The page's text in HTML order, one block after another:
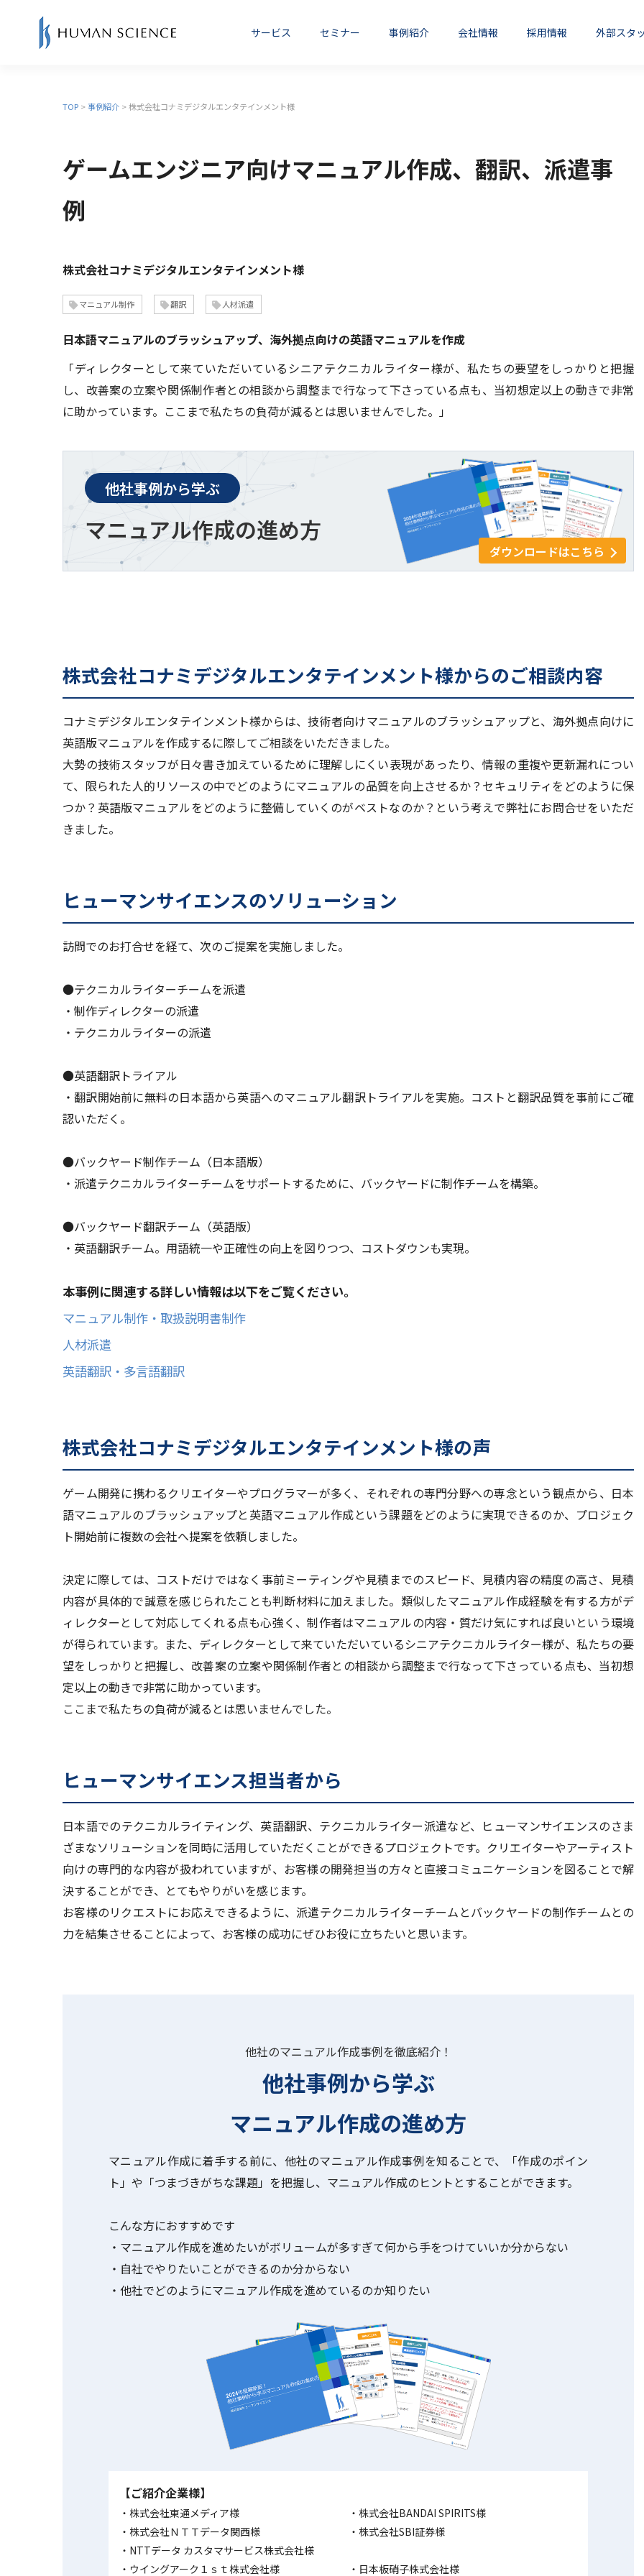
サービス
マニュアル制作・取扱説明書(操
セミナー
マニュアルセミナー
講師紹介 よくある質問
事例紹介 会社情報 採用情報 外部スタ
TOP >事例紹介 > 株式会社コナミデジタルエンタテインメント様
ゲームエンジニア向けマニュアル作成、翻訳、派遣事
例
株式会社コナミデジタルエンタテインメント様
マニュアル制作 翻訳 人材派遣
日本語マニュアルのブラッシュアップ、海外拠点向けの英語マニュアルを作成
「ディレクターとして来ていただいているシニアテクニカルライター様が、私たちの要望をしっかりと把握
し、改善案の立案や関係制作者との相談から調整まで行なって下さっている点も、当初想定以上の動きで非常
に助かっています。ここまで私たちの負荷が減るとは思いませんでした。」
他社事例から学ぶ
マニュアル作成の進め方
ダウンロードはこちら
株式会社コナミデジタルエンタテインメント様からのご相談内容
コナミデジタルエンタテインメント様からは、技術者向けマニュアルのブラッシュアップと、海外拠点向けに
英語版マニュアルを作成するに際してご相談をいただきました。
大勢の技術スタッフが日々書き加えているために理解しにくい表現があったり、情報の重複や更新漏れについ
て、限られた人的リソースの中でどのようにマニュアルの品質を向上させるか？セキュリティをどのように保
つか？英語版マニュアルをどのように整備していくのがベストなのか？という考えで弊社にお問合せをいただ
きました。
ヒューマンサイエンスのソリューション
訪問でのお打合せを経て、次のご提案を実施しました。
●テクニカルライターチームを派遣
・制作ディレクターの派遣
・テクニカルライターの派遣
●英語翻訳トライアル
・翻訳開始前に無料の日本語から英語へのマニュアル翻訳トライアルを実施。コストと翻訳品質を事前にご確
認いただく。
●バックヤード制作チーム（日本語版）
・派遣テクニカルライターチームをサポートするために、バックヤードに制作チームを構築。
●バックヤード翻訳チーム（英語版）
・英語翻訳チーム。用語統一や正確性の向上を図りつつ、コストダウンも実現。
本事例に関連する詳しい情報は以下をご覧ください。
マニュアル制作・取扱説明書制作
人材派遣
英語翻訳・多言語翻訳
株式会社コナミデジタルエンタテインメント様の声
ゲーム開発に携わるクリエイターやプログラマーが多く、それぞれの専門分野への専念という観点から、日本
語マニュアルのブラッシュアップと英語マニュアル作成という課題をどのように実現できるのか、プロジェク
ト開始前に複数の会社へ提案を依頼しました。
決定に際しては、コストだけではなく事前ミーティングや見積までのスピード、見積内容の精度の高さ、見積
内容が具体的で誠意を感じられたことも判断材料に加えました。類似したマニュアル作成経験を有する方がデ
ィレクターとして対応してくれる点も心強く、制作者はマニュアルの内容・質だけ気にすれば良いという環境
が得られています。また、ディレクターとして来ていただいているシニアテクニカルライター様が、私たちの要
望をしっかりと把握し、改善案の立案や関係制作者との相談から調整まで行なって下さっている点も、当初想
定以上の動きで非常に助かっています。
ここまで私たちの負荷が減るとは思いませんでした。
ヒューマンサイエンス担当者から
日本語でのテクニカルライティング、英語翻訳、テクニカルライター派遣など、ヒューマンサイエンスのさま
ざまなソリューションを同時に活用していただくことができるプロジェクトです。クリエイターやアーティスト
向けの専門的な内容が扱われていますが、お客様の開発担当の方々と直接コミュニケーションを図ることで解
決することができ、とてもやりがいを感じます。
お客様のリクエストにお応えできるように、派遣テクニカルライターチームとバックヤードの制作チームとの
力を結集させることによって、お客様の成功にぜひお役に立ちたいと思います。
他社のマニュアル作成事例を徹底紹介！
他社事例から学ぶ
マニュアル作成の進め方
マニュアル作成に着手する前に、他社のマニュアル作成事例を知ることで、「作成のポイン
ト」や「つまづきがちな課題」を把握し、マニュアル作成のヒントとすることができます。
こんな方におすすめです
・マニュアル作成を進めたいがボリュームが多すぎて何から手をつけていいか分からない
・自社でやりたいことができるのか分からない
・他社でどのようにマニュアル作成を進めているのか知りたい
【ご紹介企業様】
株式会社東通メディア様
株式会社BANDAI SPIRITS様
株式会社ＮＴＴデータ関西様
株式会社SBI証券様
NTTデータ カスタマサービス株式会社様
ウイングアーク１ｓｔ株式会社様
日本板硝子株式会社様